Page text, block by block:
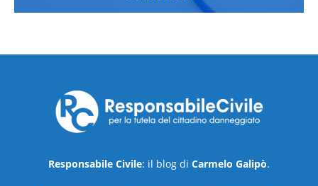
Responsabile Civile: il blog di Carmelo Galipò.